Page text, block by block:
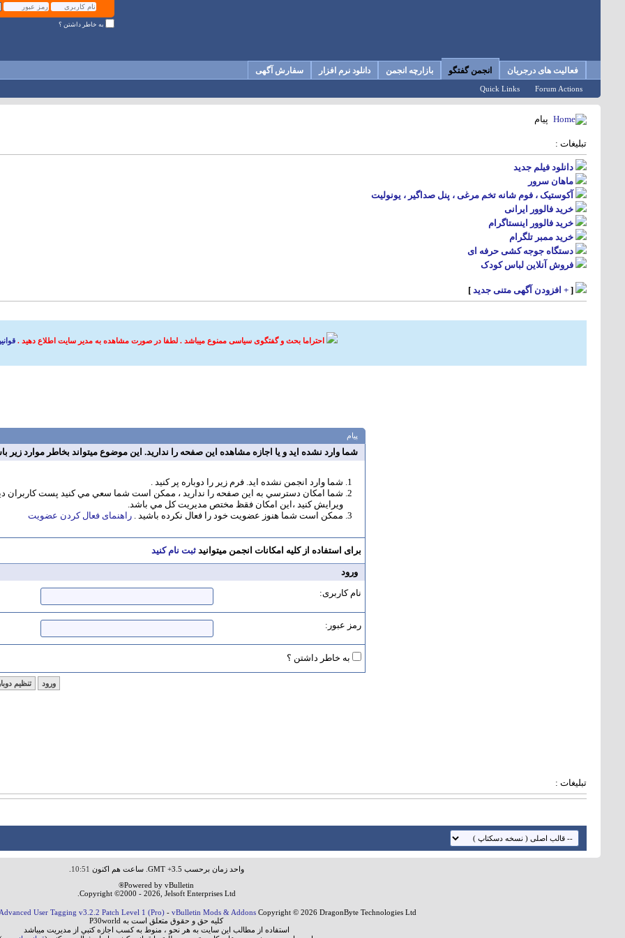
به خاطر داشتن ؟
فعالیت های درجریان انجمن گفتگو
Forum Actions
Quick Links
بازارچه انجمن دانلود نرم افزار سفارش آگهی
پیام
تبلیغات :
دانلود فیلم جدید
ماهان سرور
آکوستیک ، فوم شانه تخم مرغی ، پنل صداگیر ، یونولیت
خرید فالوور ایرانی
خرید فالوور اینستاگرام
خرید ممبر تلگرام
دستگاه جوجه کشی حرفه ای
فروش آنلاین لباس کودک
[ + افزودن آگهی متنی جدید ]
احتراما بحث و گفتگوی سیاسی ممنوع میباشد . لطفا در صورت مشاهده به مدیر سایت اطلاع دهید .
پیام
شما وارد نشده ايد و يا اجازه مشاهده اين صفحه را نداريد. اين موضوع ميتواند بخاطر موارد زير
شما وارد انجمن نشده ايد. فرم زير را دوباره پر کنيد .
شما امکان دسترسي به اين صفحه را نداريد ، ممکن است شما سعي مي کنيد پست کاربران
ويرايش کنيد ،اين امکان فقظ مختص مديريت کل مي باشد.
ممکن است شما هنوز عضویت خود را فعال نکرده باشید . راهنمای فعال کردن عضویت
برای استفاده از کلیه امکانات انجمن میتوانید ثبت نام کنید
ورود
نام کاربری:
رمز عبور:
به خاطر داشتن ؟
تبلیغات :
واحد زمان برحسب GMT +3.5. ساعت هم اکنون 10:51
Powered by vBulletin®
Copyright ©2000 - 2026, Jelsoft Enterprises Ltd.
Advanced User Tagging v3.2.2 Patch Level 1 (Pro) - vBulletin Mods & Addons Copyright © 2026 DragonByte Technologies Ltd.
کليه حق و حقوق متعلق است به P30world
استفاده از مطالب اين سايت به هر نحو ، منوط به کسب اجازه کتبي از مديريت ميباشد